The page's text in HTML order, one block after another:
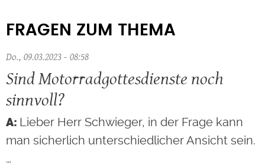
FRAGEN ZUM THEMA
Do., 09.03.2023 - 08:58
Sind Motorradgottesdienste noch
sinnvoll?
Lieber Herr Schwieger, in der Frage kann
man sicherlich unterschiedlicher Ansicht sein.
…